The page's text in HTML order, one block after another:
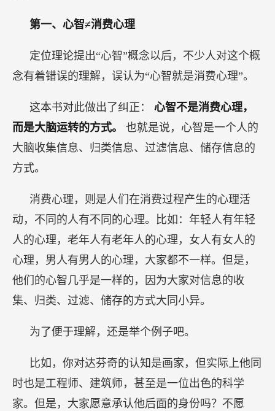
第一、心智≠消费心理
定位理论提出“心智”概念以后，不少人对这个概
念有着错误的理解，误认为“心智就是消费心理”。
这本书对此做出了纠正： 心智不是消费心理，
而是大脑运转的方式。 也就是说，心智是一个人的
大脑收集信息、归类信息、过滤信息、储存信息的
方式。
消费心理，则是人们在消费过程产生的心理活
动，不同的人有不同的心理。比如：年轻人有年轻
人的心理，老年人有老年人的心理，女人有女人的
心理，男人有男人的心理，大家都不一样。但是，
他们的心智几乎是一样的，因为大家对信息的收
集、归类、过滤、储存的方式大同小异。
为了便于理解，还是举个例子吧。
比如，你对达芬奇的认知是画家，但实际上他同
时也是工程师、建筑师，甚至是一位出色的科学
家。但是，大家愿意承认他后面的身份吗？不愿